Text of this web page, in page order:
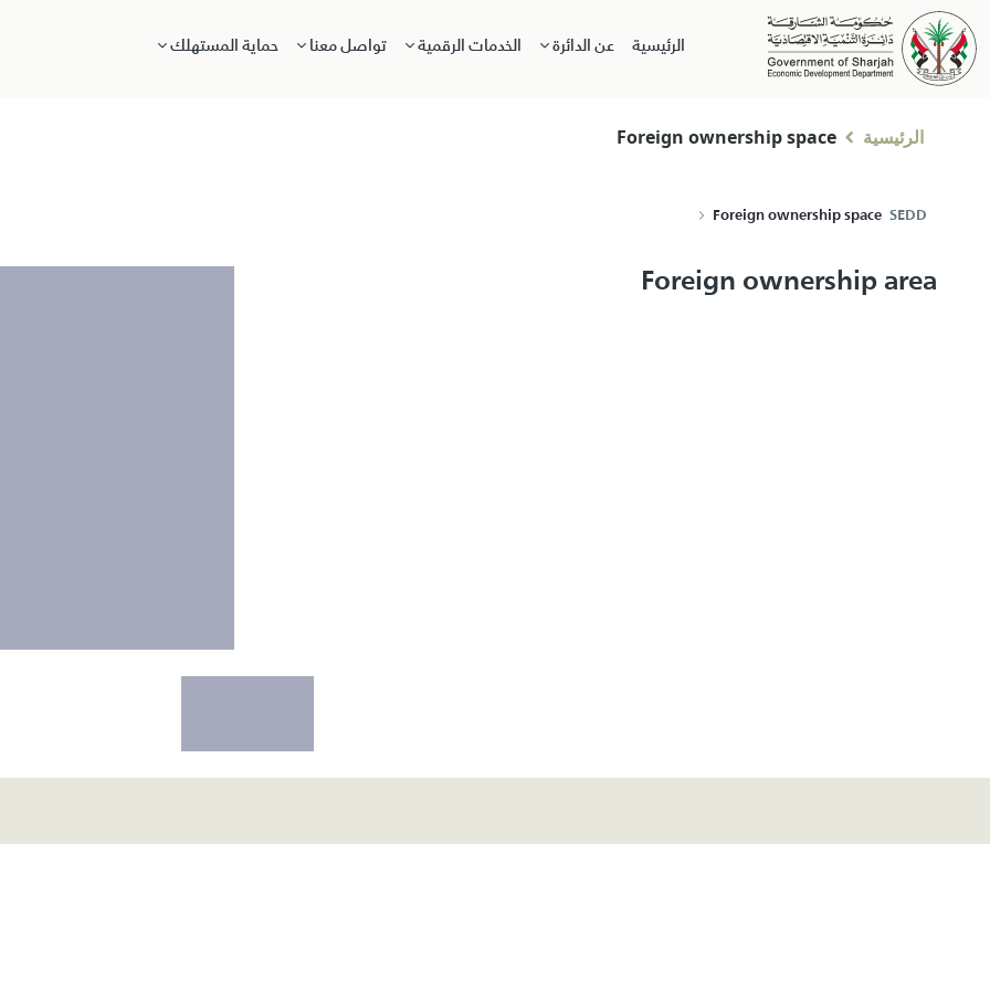
الرئيسية عن الدائرة الخدمات الرقمية تواصل معنا حماية المستهلك
الرئيسية Foreign ownership space
SEDD
Foreign ownership space
Foreign ownership area